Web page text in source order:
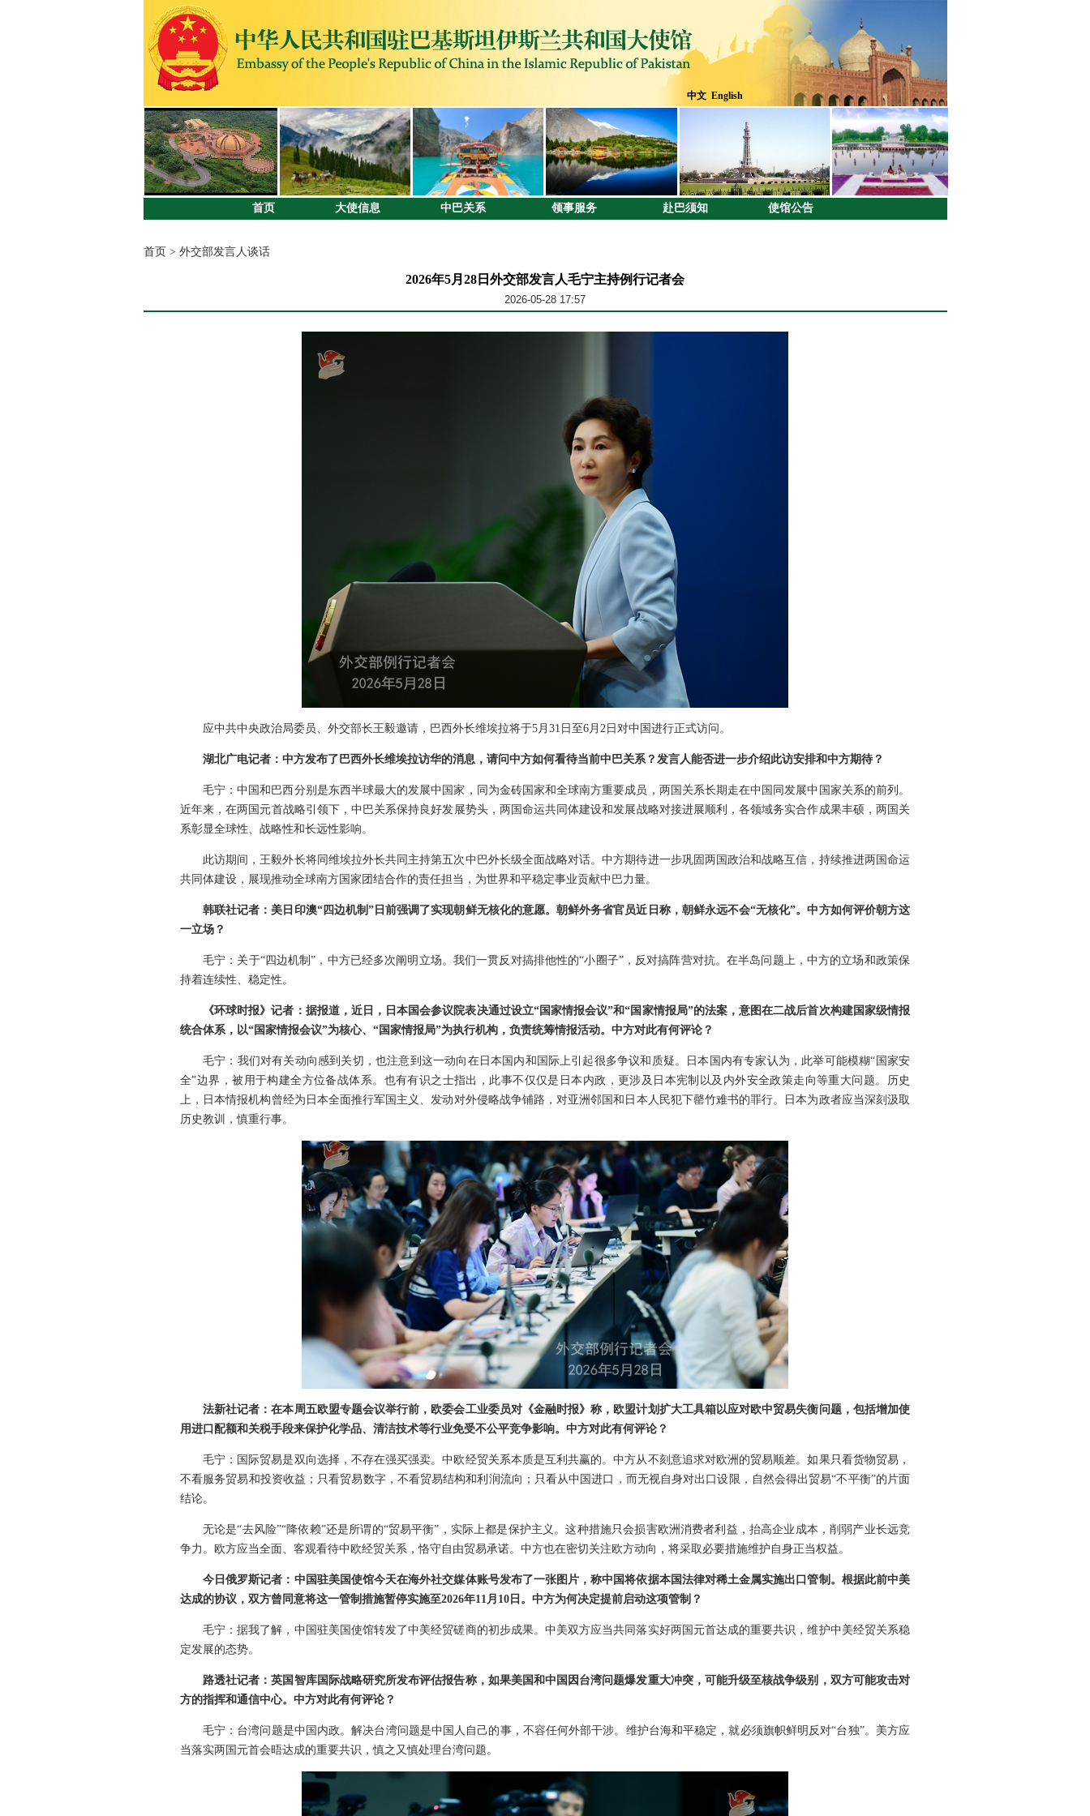
中文 English
首页 大使信息 中巴关系 领事服务 赴巴须知 使馆公告
首页 > 外交部发言人谈话
2026年5月28日外交部发言人毛宁主持例行记者会
2026-05-28 17:57
应中共中央政治局委员、外交部长王毅邀请，巴西外长维埃拉将于5月31日至6月2日对中国进行正式访问。
湖北广电记者：中方发布了巴西外长维埃拉访华的消息，请问中方如何看待当前中巴关系？发言人能否进一步介绍此访安排和中方期待？
毛宁：中国和巴西分别是东西半球最大的发展中国家，同为金砖国家和全球南方重要成员，两国关系长期走在中国同发展中国家关系的前列。
近年来，在两国元首战略引领下，中巴关系保持良好发展势头，两国命运共同体建设和发展战略对接进展顺利，各领域务实合作成果丰硕，两国关
系彰显全球性、战略性和长远性影响。
此访期间，王毅外长将同维埃拉外长共同主持第五次中巴外长级全面战略对话。中方期待进一步巩固两国政治和战略互信，持续推进两国命运
共同体建设，展现推动全球南方国家团结合作的责任担当，为世界和平稳定事业贡献中巴力量。
韩联社记者：美日印澳“四边机制”日前强调了实现朝鲜无核化的意愿。朝鲜外务省官员近日称，朝鲜永远不会“无核化”。中方如何评价朝方这
一立场？
毛宁：关于“四边机制”，中方已经多次阐明立场。我们一贯反对搞排他性的“小圈子”，反对搞阵营对抗。在半岛问题上，中方的立场和政策保
持着连续性、稳定性。
《环球时报》记者：据报道，近日，日本国会参议院表决通过设立“国家情报会议”和“国家情报局”的法案，意图在二战后首次构建国家级情报
统合体系，以“国家情报会议”为核心、“国家情报局”为执行机构，负责统筹情报活动。中方对此有何评论？
毛宁：我们对有关动向感到关切，也注意到这一动向在日本国内和国际上引起很多争议和质疑。日本国内有专家认为，此举可能模糊“国家安
全”边界，被用于构建全方位备战体系。也有有识之士指出，此事不仅仅是日本内政，更涉及日本宪制以及内外安全政策走向等重大问题。历史
上，日本情报机构曾经为日本全面推行军国主义、发动对外侵略战争铺路，对亚洲邻国和日本人民犯下罄竹难书的罪行。日本为政者应当深刻汲取
历史教训，慎重行事。
法新社记者：在本周五欧盟专题会议举行前，欧委会工业委员对《金融时报》称，欧盟计划扩大工具箱以应对欧中贸易失衡问题，包括增加使
用进口配额和关税手段来保护化学品、清洁技术等行业免受不公平竞争影响。中方对此有何评论？
毛宁：国际贸易是双向选择，不存在强买强卖。中欧经贸关系本质是互利共赢的。中方从不刻意追求对欧洲的贸易顺差。如果只看货物贸易，
不看服务贸易和投资收益；只看贸易数字，不看贸易结构和利润流向；只看从中国进口，而无视自身对出口设限，自然会得出贸易“不平衡”的片面
结论。
无论是“去风险”“降依赖”还是所谓的“贸易平衡”，实际上都是保护主义。这种措施只会损害欧洲消费者利益，抬高企业成本，削弱产业长远竞
争力。欧方应当全面、客观看待中欧经贸关系，恪守自由贸易承诺。中方也在密切关注欧方动向，将采取必要措施维护自身正当权益。
今日俄罗斯记者：中国驻美国使馆今天在海外社交媒体账号发布了一张图片，称中国将依据本国法律对稀土金属实施出口管制。根据此前中美
达成的协议，双方曾同意将这一管制措施暂停实施至2026年11月10日。中方为何决定提前启动这项管制？
毛宁：据我了解，中国驻美国使馆转发了中美经贸磋商的初步成果。中美双方应当共同落实好两国元首达成的重要共识，维护中美经贸关系稳
定发展的态势。
路透社记者：英国智库国际战略研究所发布评估报告称，如果美国和中国因台湾问题爆发重大冲突，可能升级至核战争级别，双方可能攻击对
方的指挥和通信中心。中方对此有何评论？
毛宁：台湾问题是中国内政。解决台湾问题是中国人自己的事，不容任何外部干涉。维护台海和平稳定，就必须旗帜鲜明反对“台独”。美方应
当落实两国元首会晤达成的重要共识，慎之又慎处理台湾问题。